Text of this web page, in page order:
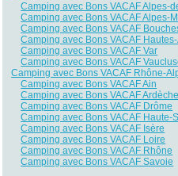
Camping avec Bons VACAF Alpes-
Camping avec Bons VACAF Alpes-
Camping avec Bons VACAF
Camping avec Bons VACAF
Camping avec Bons VACAF Var
Camping avec Bons VACAF
Camping avec Bons VACAF Rhône-
Camping avec Bons VACAF Ain
Camping avec Bons VACAF Ardèche
Camping avec Bons VACAF Drôme
Camping avec Bons VACAF Haute-
Camping avec Bons VACAF Isère
Camping avec Bons VACAF Loire
Camping avec Bons VACAF Rhône
Camping avec Bons VACAF Savoie